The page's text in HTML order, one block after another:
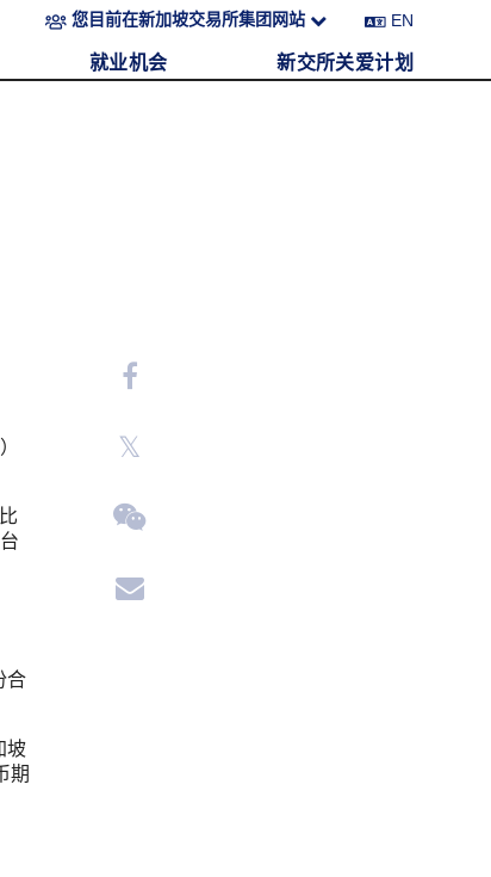
您目前在新加坡交易所集团网站 EN
就业机会 新交所关爱计划
合
坡
期